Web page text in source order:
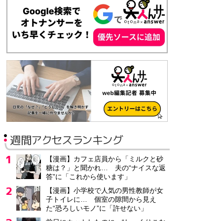
契約社員
月給21万2,400円～
介護老人保健施設の准看護師/有給取得・社会保険加入可能
レバウェル株式会社
福岡県 北九州市
派遣社員
時給1,300円～
株式会社ヒューマン・デザイン
福井県 福井市
派遣社員
時給1,200円
臨床工学技士/横浜市旭区/ケアミックス/一般病院/居宅介護
横浜鶴ヶ峰病院
週間アクセスランキング
【漫画】カフェ店員から「ミルクと砂
糖は？」と聞かれ… 夫の“ナイスな返
答”に「これから使います」
【漫画】小学校で人気の男性教師が女
子トイレに… 個室の隙間から見え
た“恐ろしいモノ”に「許せない」